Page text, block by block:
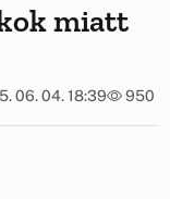
miatt
06. 04. 18:39 950